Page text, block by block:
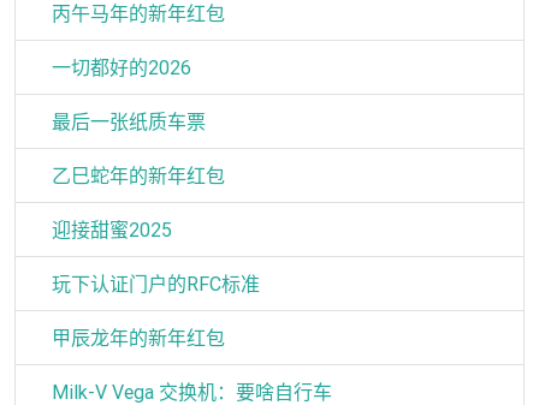
丙午马年的新年红包
一切都好的2026
最后一张纸质车票
乙巳蛇年的新年红包
迎接甜蜜2025
玩下认证门户的RFC标准
甲辰龙年的新年红包
Milk-V Vega 交换机：要啥自行车